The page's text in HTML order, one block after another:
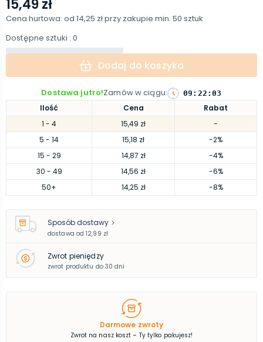
Ilość Cena
Rabat
1 - 4 15,49 zł
-
5 - 14 15,18 zł
-2%
15 - 29 14,87 zł
-4%
30 - 49 14,56 zł
-6%
50+ 14,25 zł -8%
15,49 zł
Cena hurtowa: od 14,25 złprzy zakupie min. 50 sztuk
Dostępne sztuki : 0
Dodaj do koszyka
Dostawa jutro!Zamów w ciągu: 09 : 22 :02
Sposób dostawy
dostawa od 12,99 zł
Zwrot pieniędzy
zwrot produktu do 30 dni
Darmowe zwroty
Zwrot na nasz koszt – Ty tylko pakujesz!